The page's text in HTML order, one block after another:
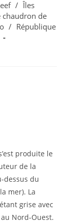
/ Îles
chaudron de
/ République
produite le
de la
dessus du
mer). La
grise avec
Nord-Ouest.